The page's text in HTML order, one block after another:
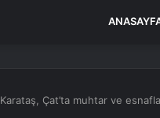
Karataş, Çat’ta muhtar ve